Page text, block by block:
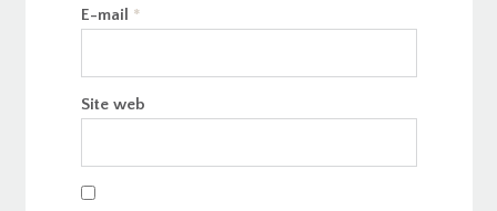
E-mail *
Site web